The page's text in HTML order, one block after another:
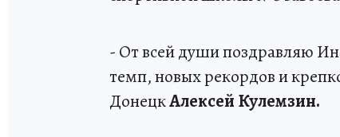
- От всей души поздравляю
темп, новых рекордов и
ДонецкАлексей Кулемзин.